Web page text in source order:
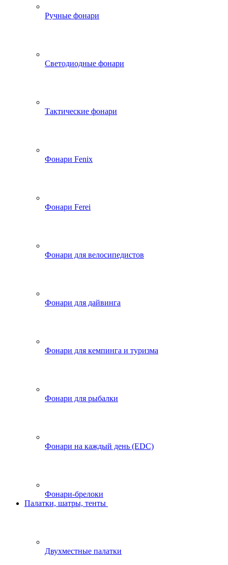
Ручные фонари
Светодиодные фонари
Тактические фонари
Фонари Fenix
Фонари Ferei
Фонари для велосипедистов
Фонари для дайвинга
Фонари для кемпинга и туризма
Фонари для рыбалки
Фонари на каждый день (EDC)
Фонари-брелоки
Палатки, шатры, тенты
Двухместные палатки